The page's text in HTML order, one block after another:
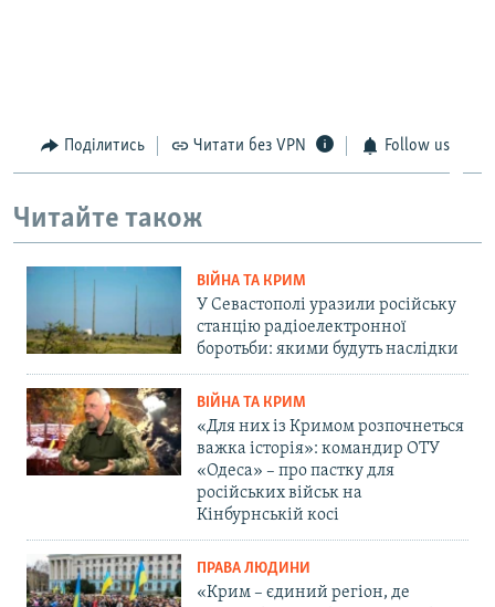
Поділитись Читати без VPN Follow us
Читайте також
ВІЙНА ТА КРИМ
У Севастополі уразили російську
станцію радіоелектронної
боротьби: якими будуть наслідки
ВІЙНА ТА КРИМ
«Для них із Кримом розпочнеться
важка історія»: командир ОТУ
«Одеса» – про пастку для
російських військ на
Кінбурнській косі
ПРАВА ЛЮДИНИ
«Крим – єдиний регіон, де